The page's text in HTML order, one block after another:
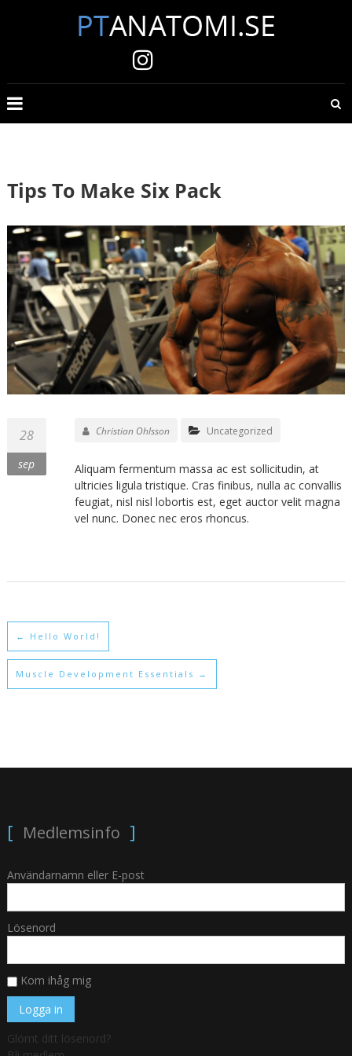
PTANATOMI.SE
Digitala
och
fysiologi
Tips To Make Six Pack
28
sep
Christian Ohlsson Uncategorized
Aliquam fermentum massa ac est sollicitudin, at
ultricies ligula tristique. Cras finibus, nulla ac convallis
feugiat, nisl nisl lobortis est, eget auctor velit magna
vel nunc. Donec nec eros rhoncus.
← Hello World!
Muscle Development Essentials →
Medlemsinfo
Användarnamn eller E-post
Lösenord
Kom ihåg mig
Glömt ditt lösenord?